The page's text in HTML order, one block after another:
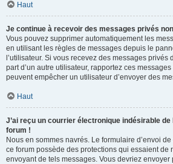
Haut
Je continue à recevoir des messages privés
Vous pouvez supprimer automatiquement les
en utilisant les règles de messages depuis le
l’utilisateur. Si vous recevez des messages
part d’un autre utilisateur, rapportez ces
peuvent empêcher un utilisateur d’envoyer des
Haut
J’ai reçu un courrier électronique indésirable de
forum !
Nous en sommes navrés. Le formulaire d’envoi
ce forum possède des protections qui essaient de
envoyant de tels messages. Vous devriez